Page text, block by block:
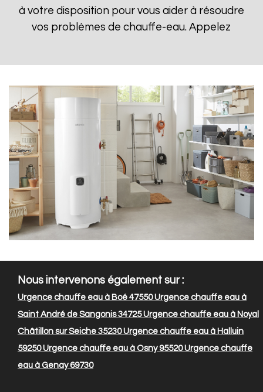
à votre disposition pour vous aider à résoudre
vos problèmes de chauffe-eau. Appelez
Nous intervenons également sur :
Urgence chauffe eau à Boé 47550Urgence chauffe eau à
Saint André de Sangonis 34725Urgence chauffe eau à Noyal
Châtillon sur Seiche 35230Urgence chauffe eau à Halluin
59250Urgence chauffe eau à Osny 95520Urgence chauffe
eau à Genay 69730